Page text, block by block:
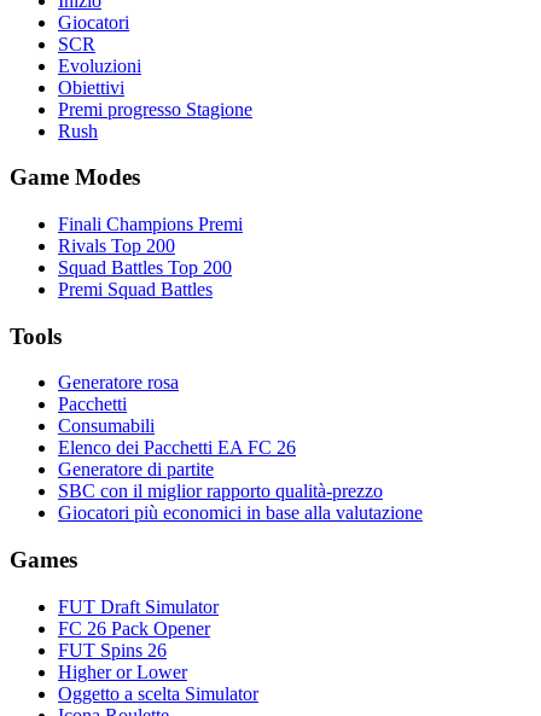
Giocatori
SCR
Evoluzioni
Obiettivi
Premi progresso Stagione
Rush
Game Modes
Finali Champions Premi
Rivals Top 200
Squad Battles Top 200
Premi Squad Battles
Tools
Generatore rosa
Pacchetti
Consumabili
Elenco dei Pacchetti EA FC 26
Generatore di partite
SBC con il miglior rapporto qualità-prezzo
Giocatori più economici in base alla valutazione
Games
FUT Draft Simulator
FC 26 Pack Opener
FUT Spins 26
Higher or Lower
Oggetto a scelta Simulator